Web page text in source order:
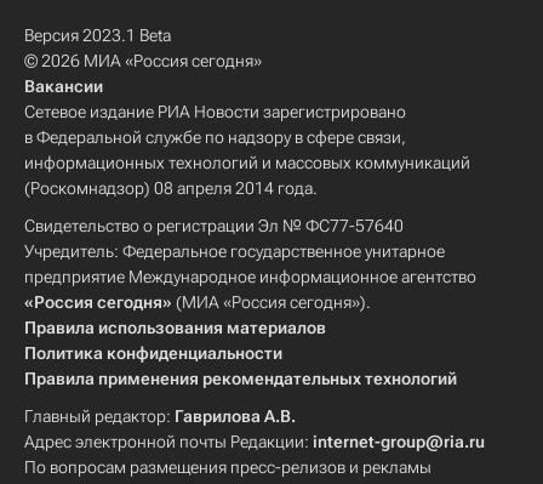
Версия 2023.1 Beta
© 2026 МИА «Россия сегодня»
Вакансии
Сетевое издание РИА Новости зарегистрировано
в Федеральной службе по надзору в сфере связи,
информационных технологий и массовых коммуникаций
(Роскомнадзор) 08 апреля 2014 года.
Свидетельство о регистрации Эл № ФС77-57640
Учредитель: Федеральное государственное унитарное
предприятие Международное информационное агентство
«Россия сегодня» (МИА «Россия сегодня»).
Правила использования материалов
Политика конфиденциальности
Правила применения рекомендательных технологий
Главный редактор: Гаврилова А.В.
Адрес электронной почты Редакции: internet-group@ria.ru
По вопросам размещения пресс-релизов и рекламы